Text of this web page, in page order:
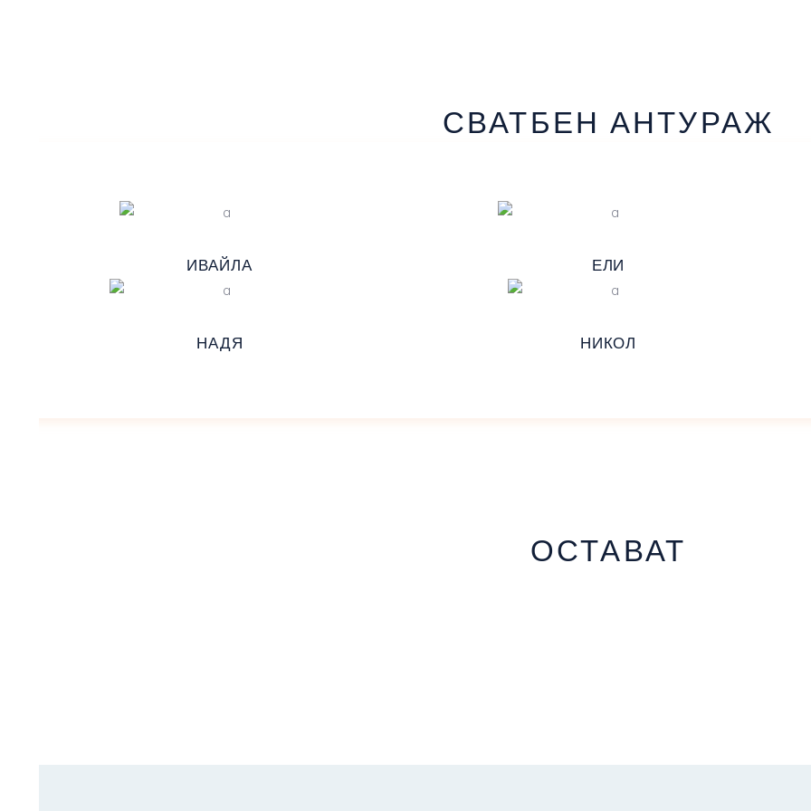
СВАТБЕН АНТУРАЖ
ИВАЙЛА ЕЛИ
НАДЯ НИКОЛ
ОСТАВАТ